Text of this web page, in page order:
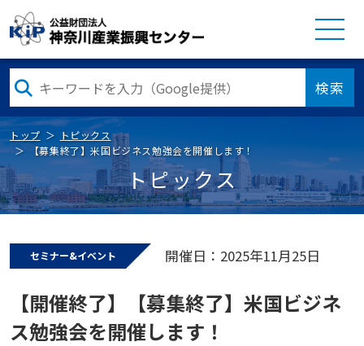
検索
トップ
トピックス
【募集終了】米国ビジネス勉強会を開催します！
トピックス
セミナー&イベント 開催日：2025年11月25日
【開催終了】【募集終了】米国ビジネ
ス勉強会を開催します！